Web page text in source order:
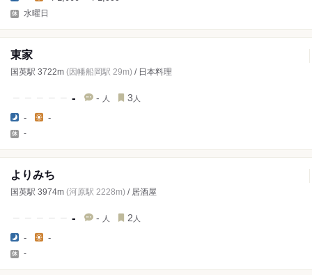
水曜日
東家
国英駅 3722m (因幡船岡駅 29m) / 日本料理
- - 人 3 人
- -
-
よりみち
国英駅 3974m (河原駅 2228m) / 居酒屋
- - 人 2 人
- -
-